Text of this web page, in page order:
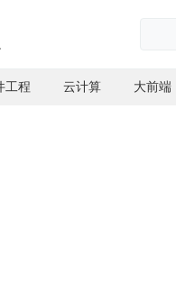
工程 云计算 大前端